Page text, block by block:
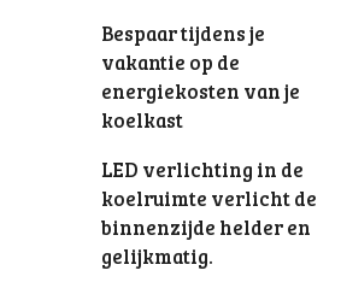
Bespaar tijdens je
vakantie op de
energiekosten van je
koelkast
LED verlichting in de
koelruimte verlicht de
binnenzijde helder en
gelijkmatig.